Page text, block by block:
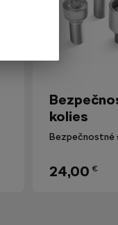
kolies
24,00 €